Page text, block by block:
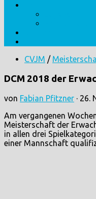
CVJM /
DCM 2018 der
von Fabian Pfitzner · 26.
Am vergangenen
Meisterschaft der
in allen drei
einer Mannschaft